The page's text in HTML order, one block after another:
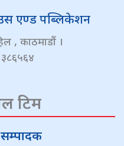
एण्ड पब्लिकेशन
, काठमाडौं ।
टिम
सम्पादक